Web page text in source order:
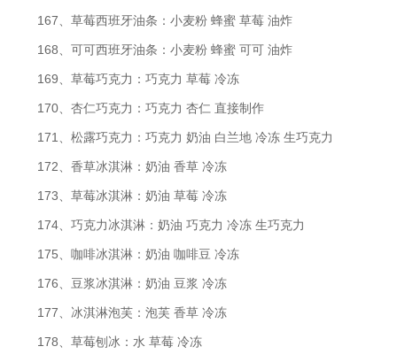
167、草莓西班牙油条：小麦粉 蜂蜜 草莓 油炸
168、可可西班牙油条：小麦粉 蜂蜜 可可 油炸
169、草莓巧克力：巧克力 草莓 冷冻
170、杏仁巧克力：巧克力 杏仁 直接制作
171、松露巧克力：巧克力 奶油 白兰地 冷冻 生巧克力
172、香草冰淇淋：奶油 香草 冷冻
173、草莓冰淇淋：奶油 草莓 冷冻
174、巧克力冰淇淋：奶油 巧克力 冷冻 生巧克力
175、咖啡冰淇淋：奶油 咖啡豆 冷冻
176、豆浆冰淇淋：奶油 豆浆 冷冻
177、冰淇淋泡芙：泡芙 香草 冷冻
178、草莓刨冰：水 草莓 冷冻